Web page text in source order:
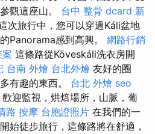
觀這座山。 台中 整骨 dcard 新
次旅行中，您可以穿過Káli盆地
Panorama感到高興。 網路行銷
這條路從Köveskáli洗衣房開
台南 外燴 台北外燴 友好的圈
有趣的東西。 台北 外燴 seo
歡迎監視，烘焙場所，山脈，葡
路 按摩 台胞證照片 在我們的一
始徒步旅行，這條路將在舒適，